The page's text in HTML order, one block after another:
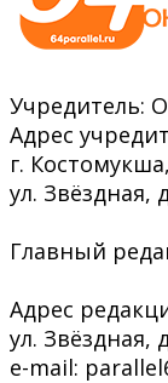
Учредитель:
Адрес
г. Костомукша,
ул. Звёздная,
Главный
Адрес
ул. Звёздная,
e-mail: